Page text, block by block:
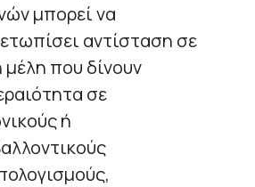
μπορεί να
αντίσταση σε
μέλη που δίνουν
σε
ή